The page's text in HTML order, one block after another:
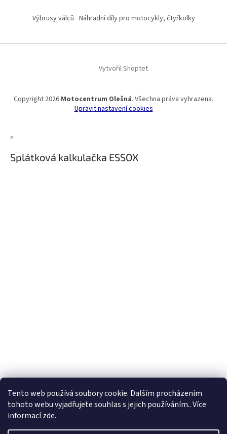
Tento web používá soubory cookie. Dalším procházením
tohoto webu vyjadřujete souhlas s jejich používáním.. Více
informacízde.
🏝️ Dovolená: 🏝️ 27.7.2026 do 9.8.2026 - bude
probíhat dovolená. Celá firma bude uzavřená!
Expedice objednávek z e-shopu bude po 10.8.2026.
Výbrusy válců Náhradní díly pro motocykly, čtyřkolky
Vytvořil Shoptet
Copyright 2026 Motocentrum Olešná. Všechna práva vyhrazena.
Upravit nastavení cookies
×
Splátková kalkulačka ESSOX